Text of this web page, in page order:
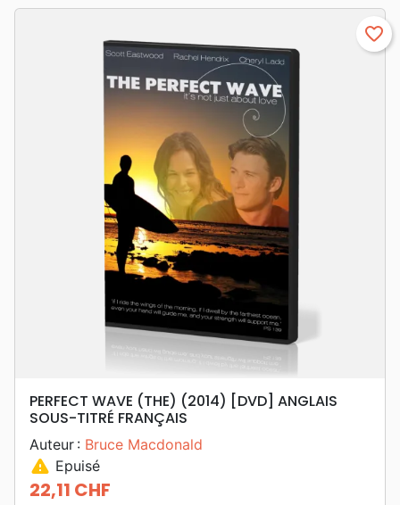
favorite_border
PERFECT WAVE (THE) (2014) [DVD] ANGLAIS
SOUS-TITRÉ FRANÇAIS
Auteur : Bruce Macdonald
warning Epuisé
Prix
22,11 CHF